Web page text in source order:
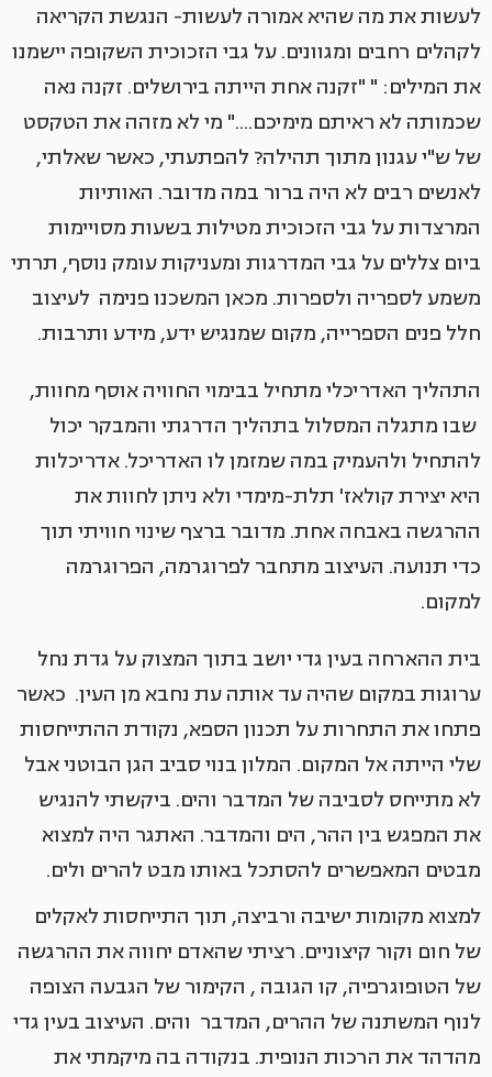
לעשות את מה שהיא אמורה לעשות- הנגשת הקריאה
לקהלים רחבים ומגוונים. על גבי הזכוכית השקופה יישמנו
את המילים: " "זקנה אחת הייתה בירושלים. זקנה נאה
שכמותה לא ראיתם מימיכם...." מי לא מזהה את הטקסט
של ש"י עגנון מתוך תהילה? להפתעתי, כאשר שאלתי,
לאנשים רבים לא היה ברור במה מדובר. האותיות
המרצדות על גבי הזכוכית מטילות בשעות מסויימות
ביום צללים על גבי המדרגות ומעניקות עומק נוסף, תרתי
משמע לספריה ולספרות. מכאן המשכנו פנימה לעיצוב
חלל פנים הספרייה, מקום שמנגיש ידע, מידע ותרבות.
התהליך האדריכלי מתחיל בבימוי החוויה אוסף מחוות,
שבו מתגלה המסלול בתהליך הדרגתי והמבקר יכול
להתחיל ולהעמיק במה שמזמן לו האדריכל. אדריכלות
היא יצירת קולאז' תלת-מימדי ולא ניתן לחוות את
ההרגשה באבחה אחת. מדובר ברצף שינוי חוויתי תוך
כדי תנועה. העיצוב מתחבר לפרוגרמה, הפרוגרמה
למקום.
בית ההארחה בעין גדי יושב בתוך המצוק על גדת נחל
ערוגות במקום שהיה עד אותה עת נחבא מן העין. כאשר
פתחו את התחרות על תכנון הספא, נקודת ההתייחסות
שלי הייתה אל המקום. המלון בנוי סביב הגן הבוטני אבל
לא מתייחס לסביבה של המדבר והים. ביקשתי להנגיש
את המפגש בין ההר, הים והמדבר. האתגר היה למצוא
מבטים המאפשרים להסתכל באותו מבט להרים ולים.
למצוא מקומות ישיבה ורביצה, תוך התייחסות לאקלים
של חום וקור קיצוניים. רציתי שהאדם יחווה את ההרגשה
של הטופוגרפיה, קו הגובה , הקימור של הגבעה הצופה
לנוף המשתנה של ההרים, המדבר והים. העיצוב בעין גדי
מהדהד את הרכות הנופית. בנקודה בה מיקמתי את